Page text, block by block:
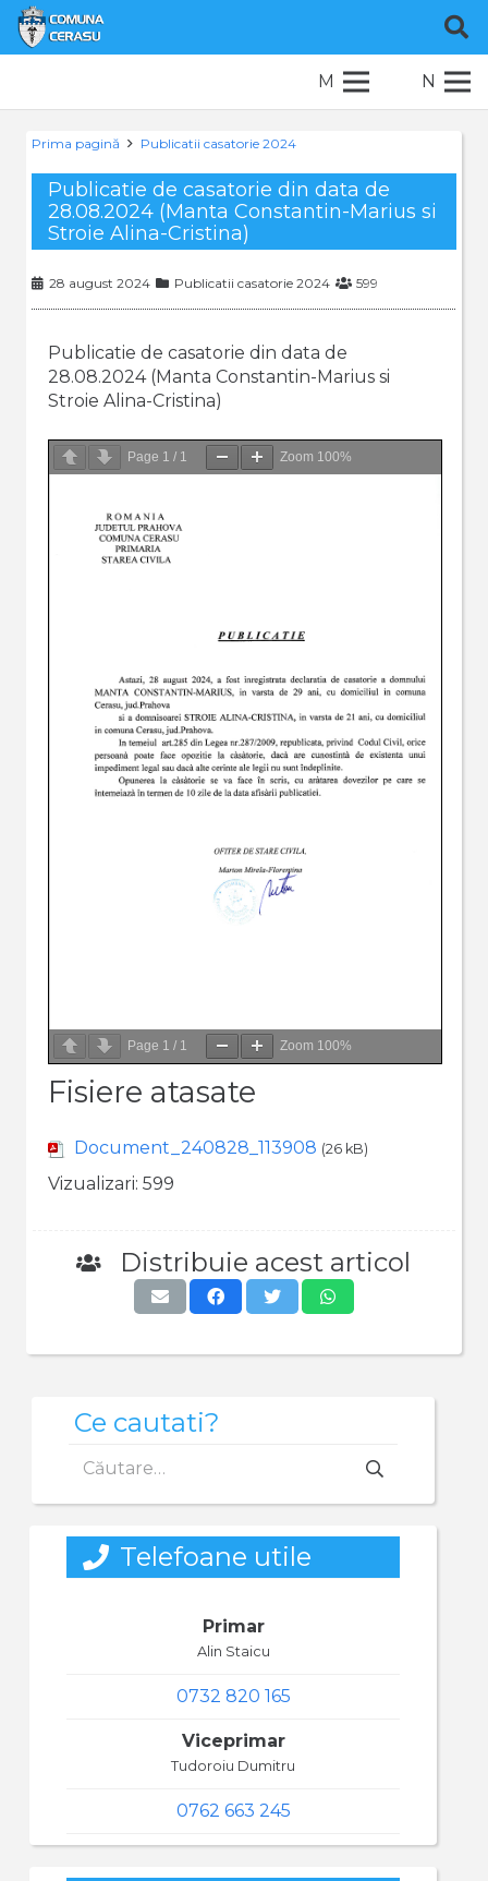
M N
Prima pagină Publicatii casatorie 2024
Publicatie de casatorie din data de
28.08.2024 (Manta Constantin-Marius si
Stroie Alina-Cristina)
28 august 2024 Publicatii casatorie 2024 599
Publicatie de casatorie din data de
28.08.2024 (Manta Constantin-Marius si
Stroie Alina-Cristina)
Page 1 / 1 Zoom 100%
Page 1 / 1 Zoom 100%
Fisiere atasate
Document_240828_113908 (26 kB)
Vizualizari: 599
Distribuie acest articol
Ce cautati?
după:
Telefoane utile
Primar
Alin Staicu
0732 820 165
Viceprimar
Tudoroiu Dumitru
0762 663 245